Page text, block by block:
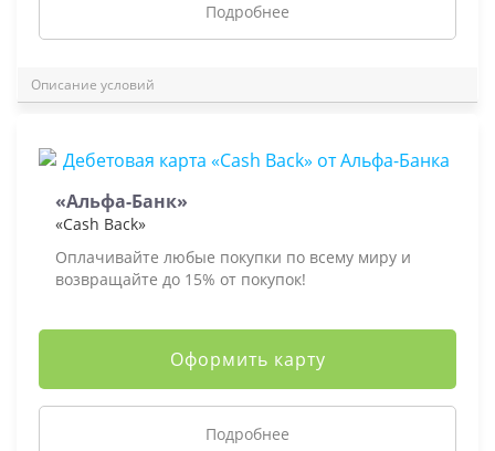
Подробнее
Описание условий
«Альфа-Банк»
«Cash Back»
Оплачивайте любые покупки по всему миру и
возвращайте до 15% от покупок!
Оформить карту
Подробнее